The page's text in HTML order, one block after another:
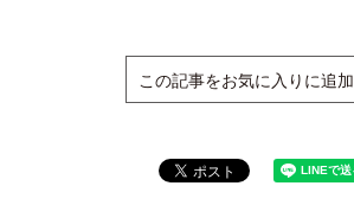
この記事をお気に入りに追加